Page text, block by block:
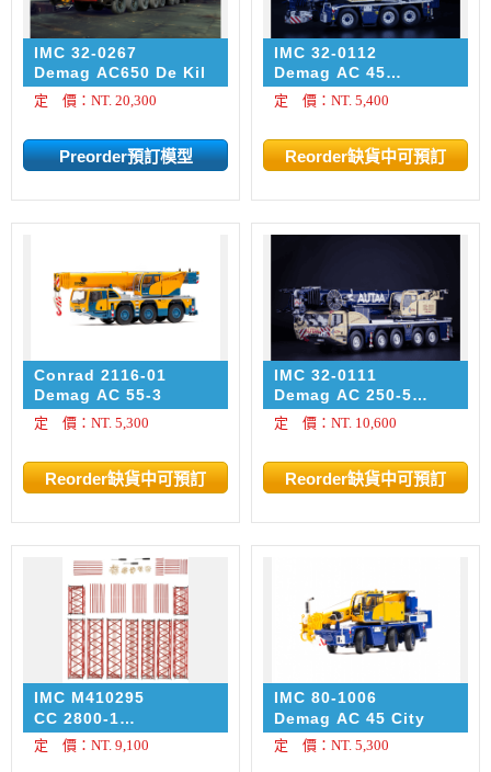
IMC 32-0267
Demag AC650 De Kil
定 價：NT. 20,300
IMC 32-0112
Demag AC 45
citycrane Autaa
定 價：NT. 5,400
Conrad 2116-01
Demag AC 55-3
定 價：NT. 5,300
IMC 32-0111
Demag AC 250-5
Mobile Crane Autaa
定 價：NT. 10,600
IMC M410295
CC 2800-1
EXTENSION SET
MAMMOET
定 價：NT. 9,100
IMC 80-1006
Demag AC 45 City
定 價：NT. 5,300